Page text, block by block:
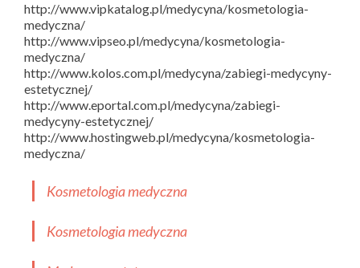
http://www.vipkatalog.pl/medycyna/kosmetologia-
medyczna/
http://www.vipseo.pl/medycyna/kosmetologia-
medyczna/
http://www.kolos.com.pl/medycyna/zabiegi-medycyny-
estetycznej/
http://www.eportal.com.pl/medycyna/zabiegi-
medycyny-estetycznej/
http://www.hostingweb.pl/medycyna/kosmetologia-
medyczna/
Kosmetologia medyczna
Kosmetologia medyczna